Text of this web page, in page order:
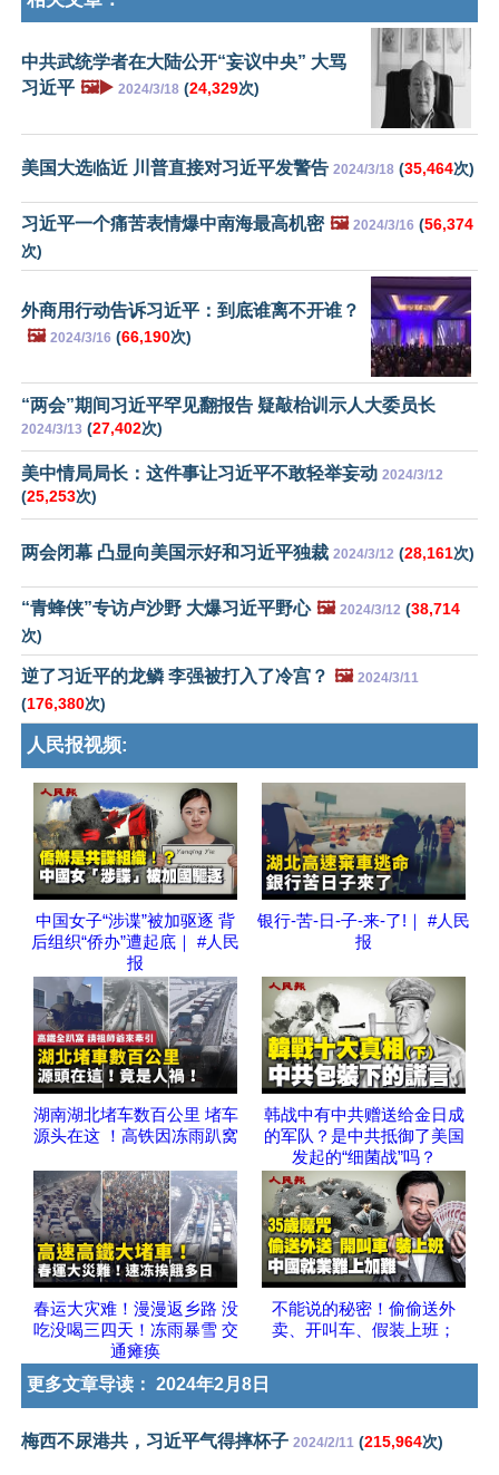
中共武统学者在大陆公开“妄议中央” 大骂
习近平 🖼️▶️ 2024/3/18 (24,329次)
美国大选临近 川普直接对习近平发警告 2024/3/18 (35,464次)
习近平一个痛苦表情爆中南海最高机密 🖼️ 2024/3/16 (56,374
次)
外商用行动告诉习近平：到底谁离不开谁？
🖼️ 2024/3/16 (66,190次)
“两会”期间习近平罕见翻报告 疑敲枱训示人大委员长
2024/3/13 (27,402次)
美中情局局长：这件事让习近平不敢轻举妄动 2024/3/12
(25,253次)
两会闭幕 凸显向美国示好和习近平独裁 2024/3/12 (28,161次)
“青蜂侠”专访卢沙野 大爆习近平野心 🖼️ 2024/3/12 (38,714
次)
逆了习近平的龙鳞 李强被打入了冷宫？ 🖼️ 2024/3/11
(176,380次)
人民报视频:
中国女子“涉谍”被加驱逐 背
后组织“侨办”遭起底｜ #人民
报
银行-苦-日-子-来-了!｜ #人民
报
湖南湖北堵车数百公里 堵车
源头在这 ！高铁因冻雨趴窝
韩战中有中共赠送给金日成
的军队？是中共抵御了美国
发起的“细菌战”吗？
春运大灾难！漫漫返乡路 没
吃没喝三四天！冻雨暴雪 交
通瘫痪
不能说的秘密！偷偷送外
卖、开叫车、假装上班；
更多文章导读： 2024年2月8日
梅西不尿港共，习近平气得摔杯子 2024/2/11 (215,964次)